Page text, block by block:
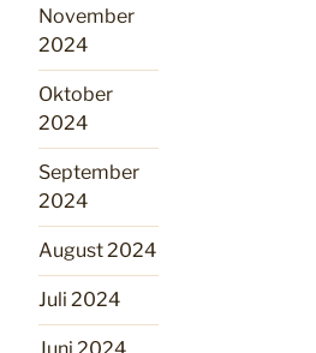
November
2024
Oktober
2024
September
2024
August 2024
Juli 2024